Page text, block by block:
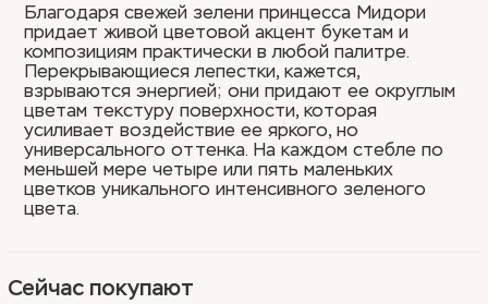
Благодаря свежей зелени принцесса Мидори
придает живой цветовой акцент букетам и
композициям практически в любой палитре.
Перекрывающиеся лепестки, кажется,
взрываются энергией; они придают ее округлым
цветам текстуру поверхности, которая
усиливает воздействие ее яркого, но
универсального оттенка. На каждом стебле по
меньшей мере четыре или пять маленьких
цветков уникального интенсивного зеленого
цвета.
Сейчас покупают